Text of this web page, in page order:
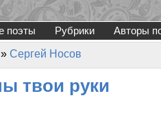
поэты Рубрики Авторы
» Сергей Носов
твои руки